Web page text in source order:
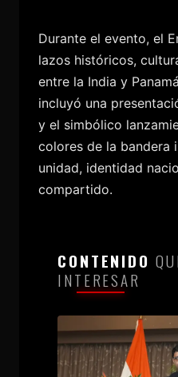
Durante el evento, el
lazos históricos,
entre la India y
incluyó una
y el simbólico
colores de la bandera
unidad, identidad
compartido.
CONTENIDO
INTERESAR